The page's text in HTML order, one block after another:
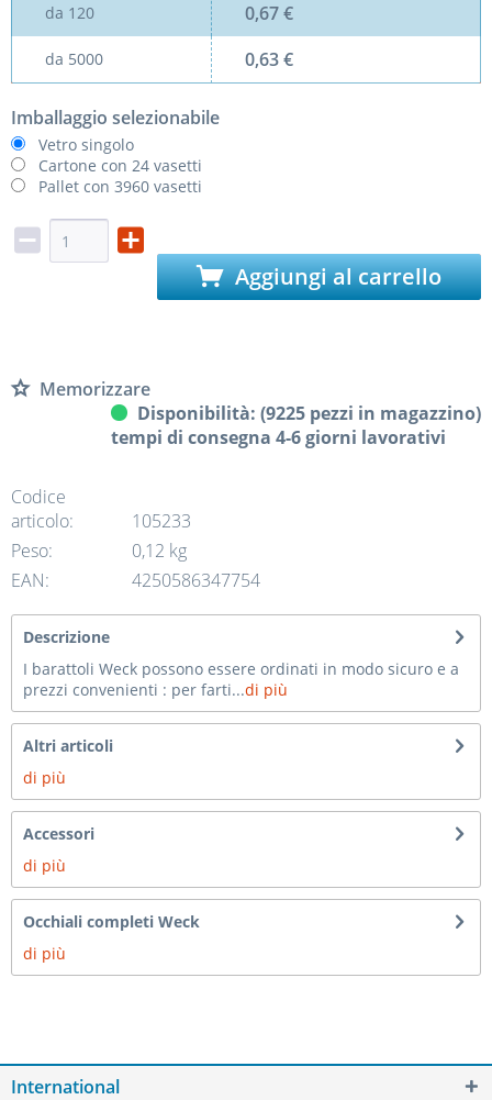
da 120 0,67 €
da 5000 0,63 €
Imballaggio selezionabile
Vetro singolo
Cartone con 24 vasetti
Pallet con 3960 vasetti
Aggiungi al carrello
Memorizzare
Disponibilità: (9225 pezzi in magazzino)
tempi di consegna 4-6 giorni lavorativi
Codice
articolo:
105233
Peso:
0,12 kg
EAN:
4250586347754
Descrizione
I barattoli Weck possono essere ordinati in modo sicuro e a
prezzi convenienti : per farti...di più
Altri articoli
di più
Accessori
di più
Occhiali completi Weck
di più
International